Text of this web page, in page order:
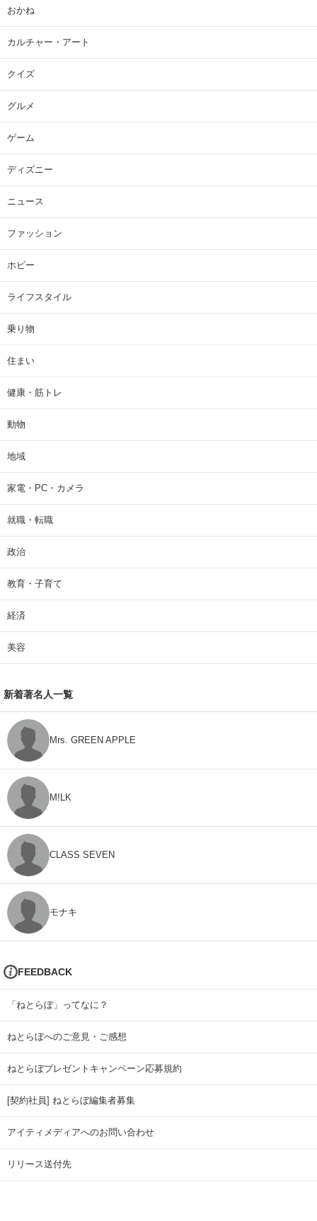
おかね
カルチャー・アート
クイズ
グルメ
ゲーム
ディズニー
ニュース
ファッション
ホビー
ライフスタイル
乗り物
住まい
健康・筋トレ
動物
地域
家電・PC・カメラ
就職・転職
政治
教育・子育て
経済
美容
新着著名人一覧
Mrs. GREEN APPLE
M!LK
CLASS SEVEN
モナキ
FEEDBACK
「ねとらぼ」ってなに？
ねとらぼへのご意見・ご感想
ねとらぼプレゼントキャンペーン応募規約
[契約社員] ねとらぼ編集者募集
アイティメディアへのお問い合わせ
リリース送付先